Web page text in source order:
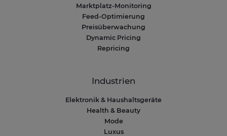
Marktplatz-Monitoring
Feed-Optimierung
Preisüberwachung
Dynamic Pricing
Repricing
Industrien
Elektronik & Haushaltsgeräte
Health & Beauty
Mode
Luxus